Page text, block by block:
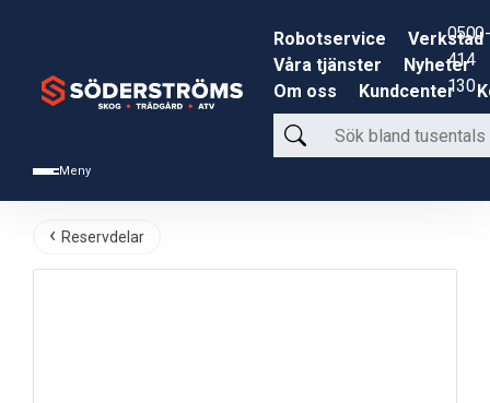
Meny
Robotservice
Verkstad
Våra tjänster
Nyheter
Om oss
Kundcenter
Sök
bland
produkter
0500-
414
130
Reservdelar